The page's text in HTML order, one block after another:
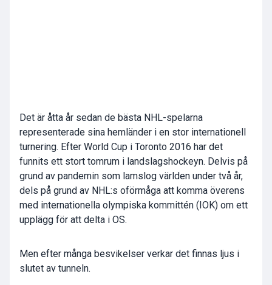
Det är åtta år sedan de bästa NHL-spelarna
representerade sina hemländer i en stor internationell
turnering. Efter World Cup i Toronto 2016 har det
funnits ett stort tomrum i landslagshockeyn. Delvis på
grund av pandemin som lamslog världen under två år,
dels på grund av NHL:s oförmåga att komma överens
med internationella olympiska kommittén (IOK) om ett
upplägg för att delta i OS.
Men efter många besvikelser verkar det finnas ljus i
slutet av tunneln.